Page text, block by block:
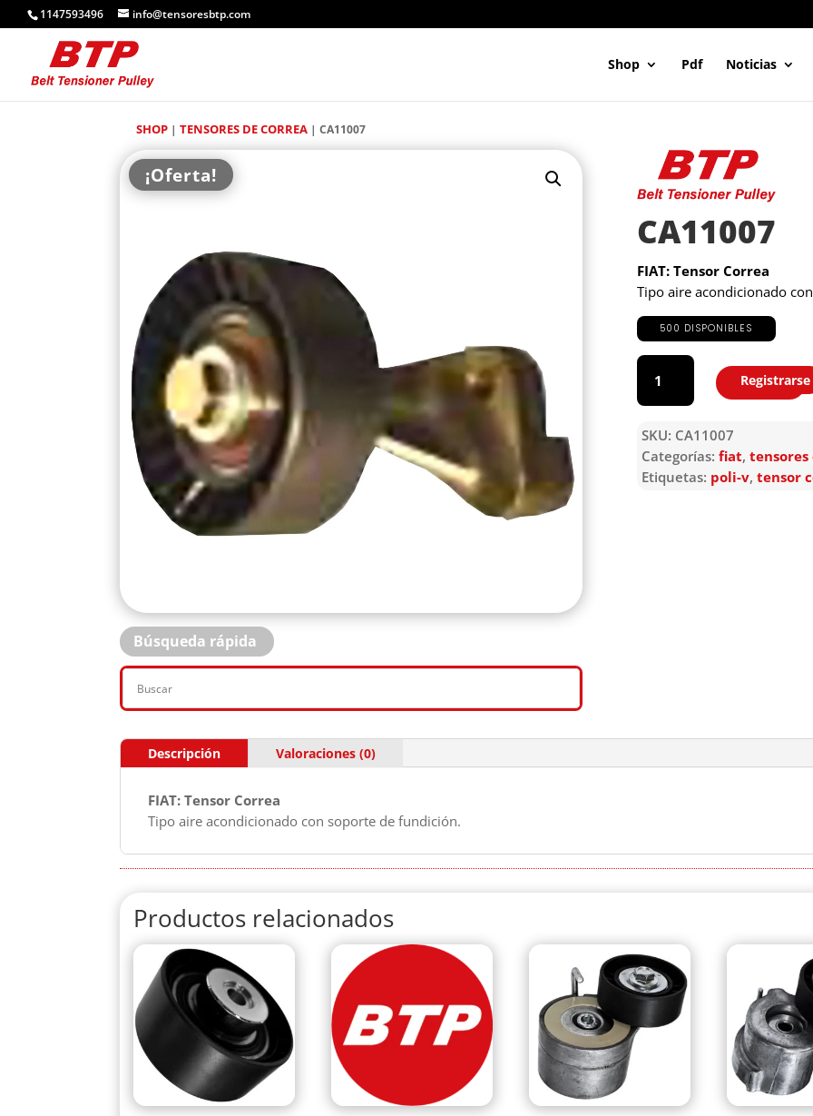
1147593496 info@tensoresbtp.com
Shop Pdf Noticias
SHOP | TENSORES DE CORREA | CA11007
¡Oferta!
Búsqueda rápida
CA11007
FIAT: Tensor Correa
Tipo aire acondicionado
500 DISPONIBLES
CA11007
cantidad
Agregar
Registrarse
SKU: CA11007
Categorías: fiat, tensores
Etiquetas: poli-v, tensor
Descripción Valoraciones (0)
FIAT: Tensor Correa
Tipo aire acondicionado con soporte de fundición.
Productos relacionados